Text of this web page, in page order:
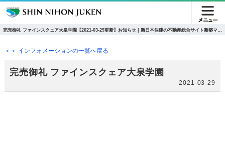
完売御礼 ファインスクェア大泉学園【2021-03-29更新】お知らせ | 新日本住建の不動産総合サイト新築マン
＜＜ インフォメーションの一覧へ戻る
完売御礼 ファインスクェア大泉学園
2021-03-29